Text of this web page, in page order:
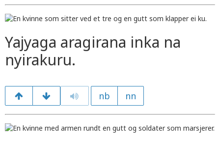
Yajyaga aragirana inka na
nyirakuru.
nb nn